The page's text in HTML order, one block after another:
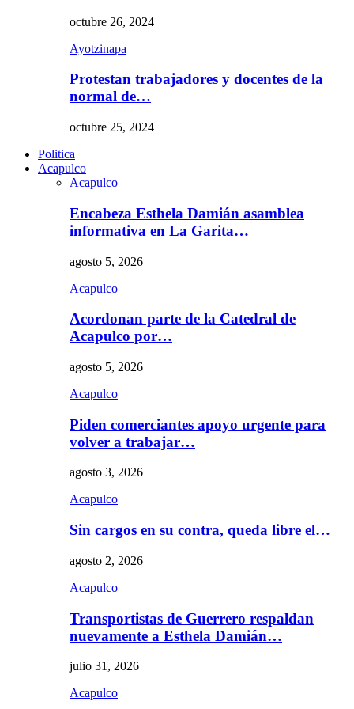
octubre 26, 2024
Ayotzinapa
Protestan trabajadores y docentes de la
normal de…
octubre 25, 2024
Politica
Acapulco
Acapulco
Encabeza Esthela Damián asamblea
informativa en La Garita…
agosto 5, 2026
Acapulco
Acordonan parte de la Catedral de
Acapulco por…
agosto 5, 2026
Acapulco
Piden comerciantes apoyo urgente para
volver a trabajar…
agosto 3, 2026
Acapulco
Sin cargos en su contra, queda libre el…
agosto 2, 2026
Acapulco
Transportistas de Guerrero respaldan
nuevamente a Esthela Damián…
julio 31, 2026
Acapulco